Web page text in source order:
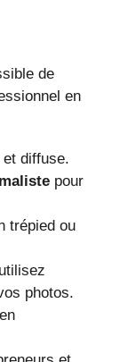
de
en
et diffuse.
pour
trépied ou
photos.